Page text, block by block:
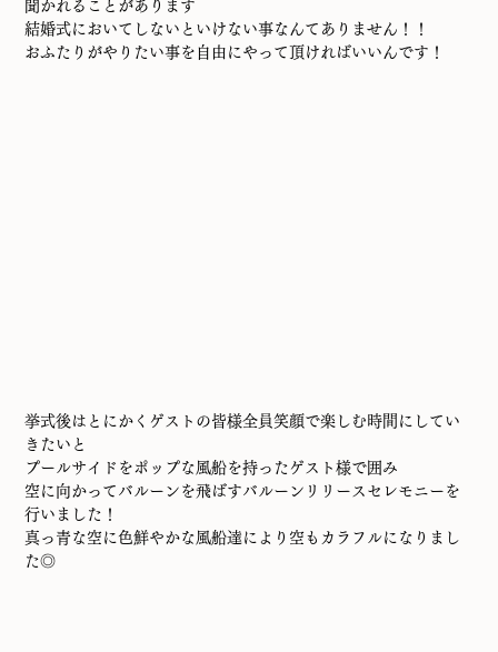
聞かれることがあります
結婚式においてしないといけない事なんてありません！！
おふたりがやりたい事を自由にやって頂ければいいんです！
挙式後はとにかくゲストの皆様全員笑顔で楽しむ時間にしてい
きたいと
プールサイドをポップな風船を持ったゲスト様で囲み
空に向かってバルーンを飛ばすバルーンリリースセレモニーを
行いました！
真っ青な空に色鮮やかな風船達により空もカラフルになりまし
た◎